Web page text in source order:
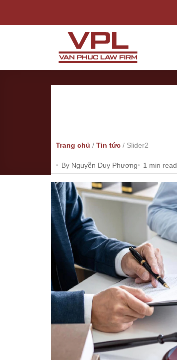
Trang chủ / Tin tức / Slider2
By Nguyễn Duy Phương 1 min read